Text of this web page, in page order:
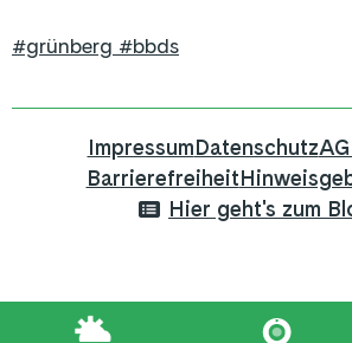
#grünberg #bbds
ImpressumDatenschutz
Barrierefreiheit
Hier geht's zum